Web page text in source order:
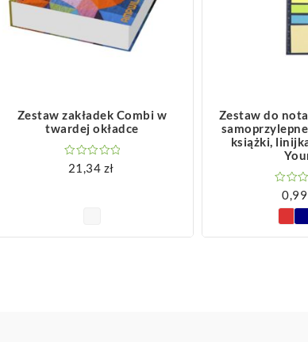
Zestaw zakładek Combi w
twardej okładce
21,34 zł
Zestaw do
książki,
0,99